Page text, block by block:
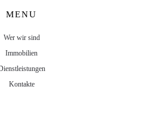
MENU
Wer wir sind
Immobilien
Kontakte